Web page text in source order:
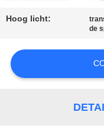
CITAAT
PRIVACY
Hoog licht:
de